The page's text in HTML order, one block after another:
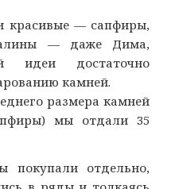
красивые — сапфиры,
— даже Дима,
идеи достаточно
камней.
размера камней
мы отдали 35
покупали отдельно,